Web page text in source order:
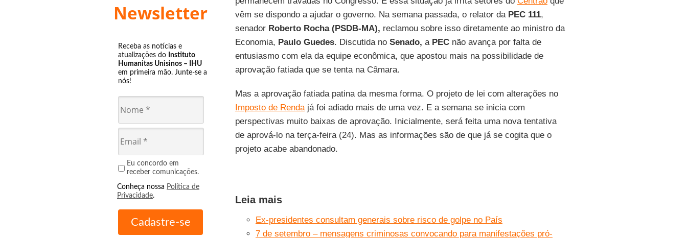
Newsletter
Receba as notícias e
atualizações do Instituto
Humanitas Unisinos – IHU
em primeira mão. Junte-se a
nós!
Eu concordo em
receber comunicações.
Conheça nossa Política de
Privacidade.
vêm se dispondo a ajudar o governo. Na semana passada, o relator da PEC 111,
senador Roberto Rocha (PSDB-MA), reclamou sobre isso diretamente ao ministro da
Economia, Paulo Guedes. Discutida no Senado, a PECnão avança por falta de
entusiasmo com ela da equipe econômica, que apostou mais na possibilidade de
aprovação fatiada que se tenta na Câmara.
Mas a aprovação fatiada patina da mesma forma. O projeto de lei com alterações no
Imposto de Rendajá foi adiado mais de uma vez. E a semana se inicia com
perspectivas muito baixas de aprovação. Inicialmente, será feita uma nova tentativa
de aprová-lo na terça-feira (24). Mas as informações são de que já se cogita que o
projeto acabe abandonado.
Leia mais
Ex-presidentes consultam generais sobre risco de golpe no País
7 de setembro – mensagens criminosas convocando para manifestações pró-